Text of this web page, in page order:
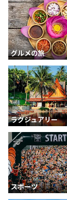
グルメの旅
ラグジュアリー
スポーツ